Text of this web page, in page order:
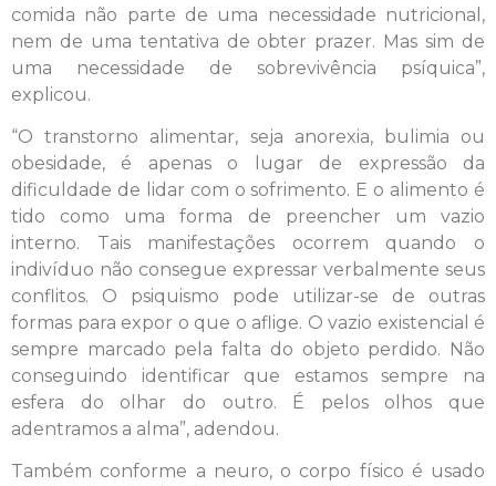
comida não parte de uma necessidade nutricional,
nem de uma tentativa de obter prazer. Mas sim de
uma necessidade de sobrevivência psíquica”,
explicou.
“O transtorno alimentar, seja anorexia, bulimia ou
obesidade, é apenas o lugar de expressão da
dificuldade de lidar com o sofrimento. E o alimento é
tido como uma forma de preencher um vazio
interno. Tais manifestações ocorrem quando o
indivíduo não consegue expressar verbalmente seus
conflitos. O psiquismo pode utilizar-se de outras
formas para expor o que o aflige. O vazio existencial é
sempre marcado pela falta do objeto perdido. Não
conseguindo identificar que estamos sempre na
esfera do olhar do outro. É pelos olhos que
adentramos a alma”, adendou.
Também conforme a neuro, o corpo físico é usado